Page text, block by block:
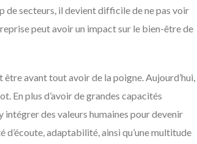
secteurs, il devient difficile de ne pas voir
peut avoir un impact sur le bien-être de
avant tout avoir de la poigne. Aujourd’hui,
En plus d’avoir de grandes capacités
intégrer des valeurs humaines pour devenir
adaptabilité, ainsi qu’une multitude